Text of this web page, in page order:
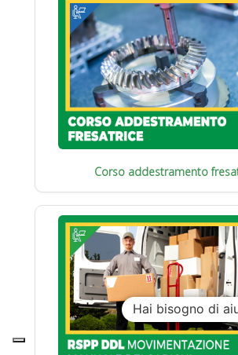
Corso addestramento
Hai bisogno di